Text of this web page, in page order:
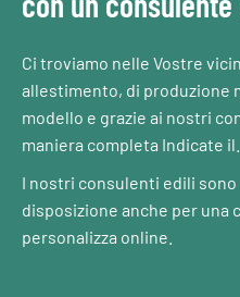
Ci troviamo nelle Vostre
allestimento, di produzione
modello e grazie ai nostri
maniera completa Indicate il.
I nostri consulenti edili
disposizione anche per una
personalizza online.